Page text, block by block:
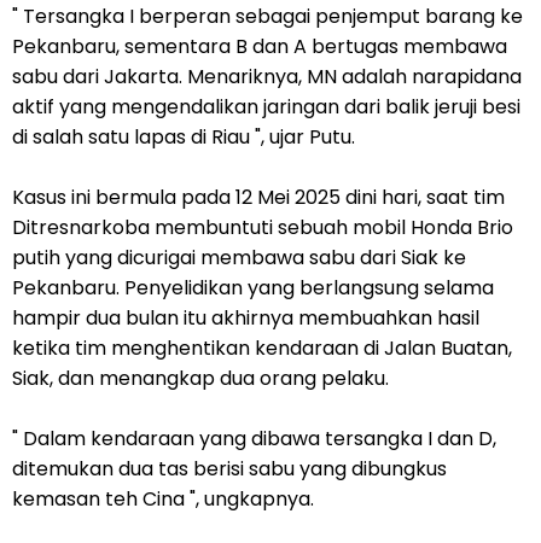
" Tersangka I berperan sebagai penjemput barang ke
Pekanbaru, sementara B dan A bertugas membawa
sabu dari Jakarta. Menariknya, MN adalah narapidana
aktif yang mengendalikan jaringan dari balik jeruji besi
di salah satu lapas di Riau ", ujar Putu.
Kasus ini bermula pada 12 Mei 2025 dini hari, saat tim
Ditresnarkoba membuntuti sebuah mobil Honda Brio
putih yang dicurigai membawa sabu dari Siak ke
Pekanbaru. Penyelidikan yang berlangsung selama
hampir dua bulan itu akhirnya membuahkan hasil
ketika tim menghentikan kendaraan di Jalan Buatan,
Siak, dan menangkap dua orang pelaku.
" Dalam kendaraan yang dibawa tersangka I dan D,
ditemukan dua tas berisi sabu yang dibungkus
kemasan teh Cina ", ungkapnya.